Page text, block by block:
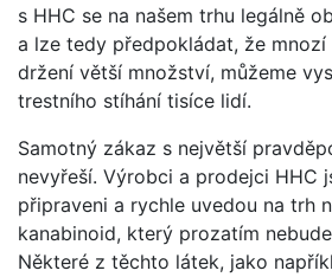
s HHC se na našem trhu legálně
a lze tedy předpokládat, že
držení větší množství, můžeme
trestního stíhání tisíce lidí.
Samotný zákaz s největší
nevyřeší. Výrobci a prodejci HHC
připraveni a rychle uvedou na trh
kanabinoid, který prozatím
Některé z těchto látek, jako